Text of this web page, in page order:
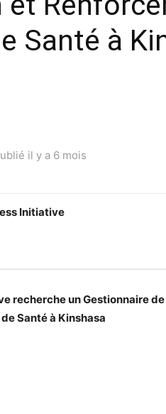
Santé à
il y a 6 mois
Initiative
recherche un Gestionnaire
Santé à Kinshasa